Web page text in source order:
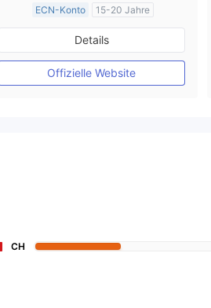
ECN-Konto
15-20 Jahre
AustralienRegulierung
Market Making (MM)
MT4-Volllizenz
Details
Offizielle Website
CH